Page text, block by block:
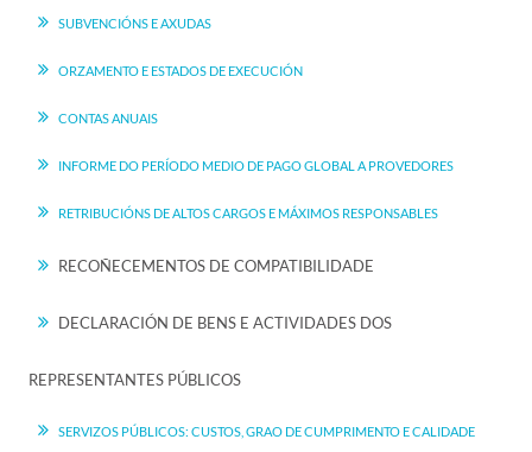
SUBVENCIÓNS E AXUDAS
ORZAMENTO E ESTADOS DE EXECUCIÓN
CONTAS ANUAIS
INFORME DO PERÍODO MEDIO DE PAGO GLOBAL A PROVEDORES
RETRIBUCIÓNS DE ALTOS CARGOS E MÁXIMOS RESPONSABLES
RECOÑECEMENTOS DE COMPATIBILIDADE
DECLARACIÓN DE BENS E ACTIVIDADES DOS
REPRESENTANTES PÚBLICOS
SERVIZOS PÚBLICOS: CUSTOS, GRAO DE CUMPRIMENTO E CALIDADE